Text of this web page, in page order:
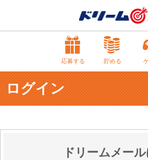
応募する 貯める
ログイン
ドリームメー